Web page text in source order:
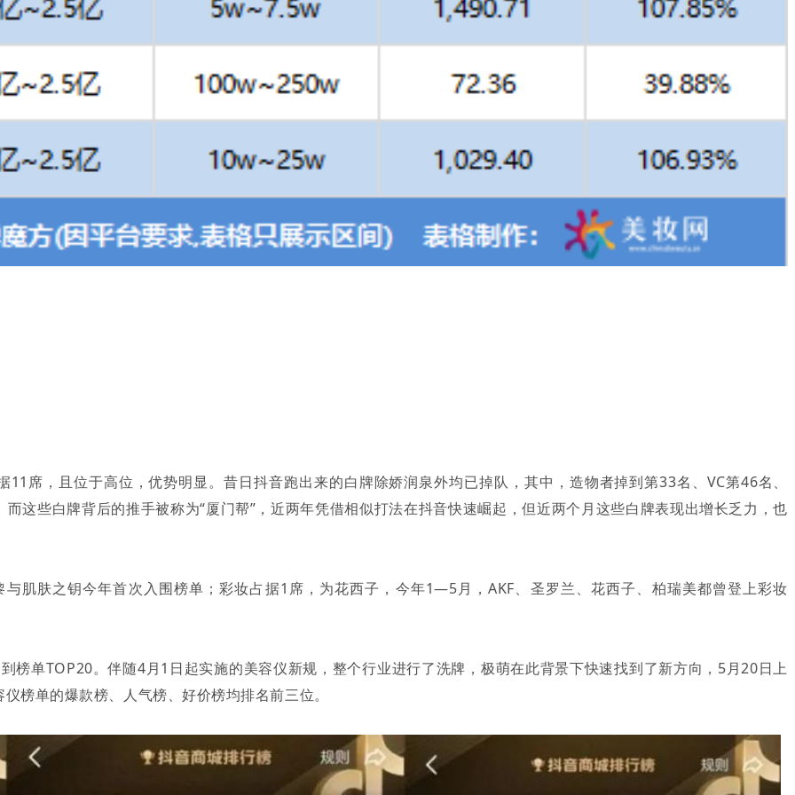
席，且位于高位，优势明显。昔日抖音跑出来的白牌除娇润泉外均已掉队，其中，造物者掉到第33名、VC第46名、
这些白牌背后的推手被称为“厦门帮”，近两年凭借相似打法在抖音快速崛起，但近两个月这些白牌表现出增长乏力，也
肌肤之钥今年首次入围榜单；彩妆占据1席，为花西子，今年1—5月，AKF、圣罗兰、花西子、柏瑞美都曾登上彩妆
榜单TOP20。伴随4月1日起实施的美容仪新规，整个行业进行了洗牌，极萌在此背景下快速找到了新方向，5月20日上
单的爆款榜、人气榜、好价榜均排名前三位。